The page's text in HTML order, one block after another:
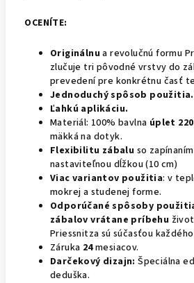
OCENÍTE:
Originálnu a revolučnú formu
zlučuje tri pôvodné vrstvy do
prevedení pre konkrétnu časť
Jednoduchý spôsob použitia.
Ľahkú aplikáciu.
Materiál: 100% bavlna úplet
mäkká na dotyk.
Flexibilitu zábalu so
nastaviteľnou dĺžkou (10 cm)
Viac variantov použitia: v
mokrej a studenej forme.
Odporúčané spôsoby
zábalov vrátane príbehu
Priessnitza sú súčasťou
Záruka 24mesiacov.
Darčekový dizajn: Špeciálna
deduška.